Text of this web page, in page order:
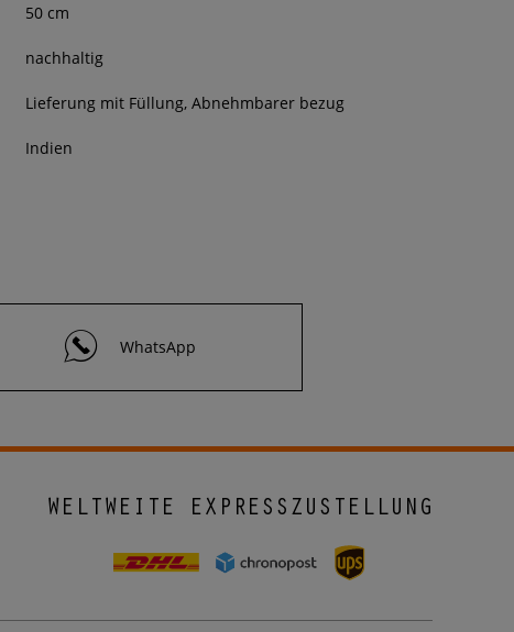
50 cm
nachhaltig
Lieferung mit Füllung, Abnehmbarer bezug
Indien
WhatsApp
WELTWEITE EXPRESSZUSTELLUNG